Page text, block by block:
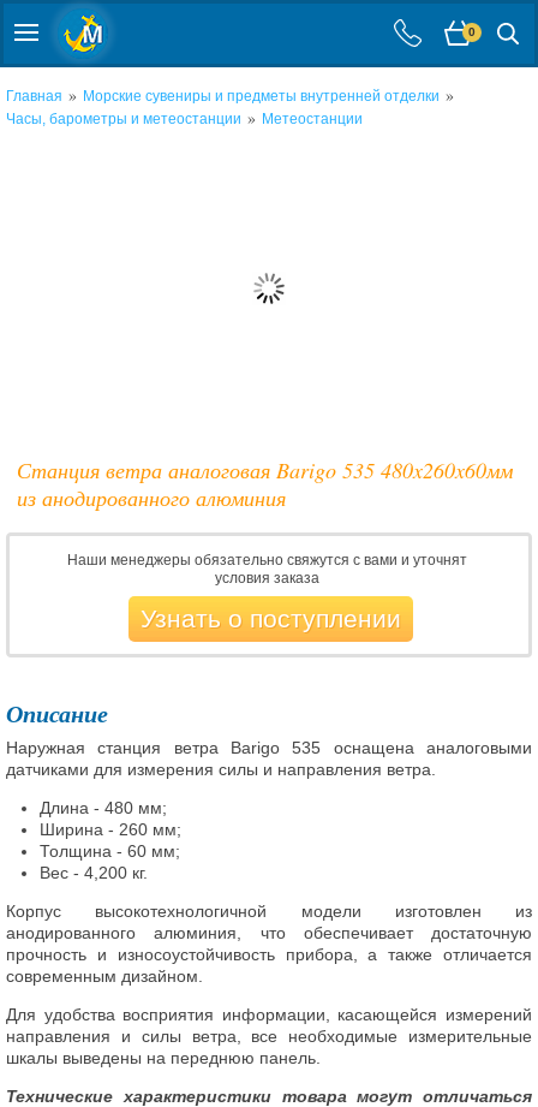
0
Главная » Морские сувениры и предметы внутренней отделки »
Часы, барометры и метеостанции » Метеостанции
Станция ветра аналоговая Barigo 535 480x260x60мм
из анодированного алюминия
Наши менеджеры обязательно свяжутся с вами и уточнят
условия заказа
Узнать о поступлении
Описание
Наружная станция ветра Barigo 535 оснащена аналоговыми
датчиками для измерения силы и направления ветра.
Длина - 480 мм;
Ширина - 260 мм;
Толщина - 60 мм;
Вес - 4,200 кг.
Корпус высокотехнологичной модели изготовлен из
анодированного алюминия, что обеспечивает достаточную
прочность и износоустойчивость прибора, а также отличается
современным дизайном.
Для удобства восприятия информации, касающейся измерений
направления и силы ветра, все необходимые измерительные
шкалы выведены на переднюю панель.
Технические характеристики товара могут отличаться